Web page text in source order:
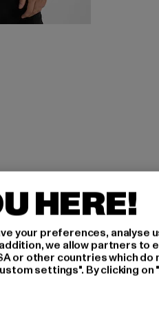
39,99 EUR
HERE!
your preferences, analyse
we allow partners to
or other countries which do
settings". By clicking